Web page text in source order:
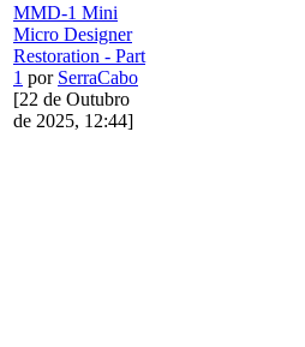
MMD-1 Mini
Micro Designer
Restoration - Part
1 por SerraCabo
[22 de Outubro
de 2025, 12:44]